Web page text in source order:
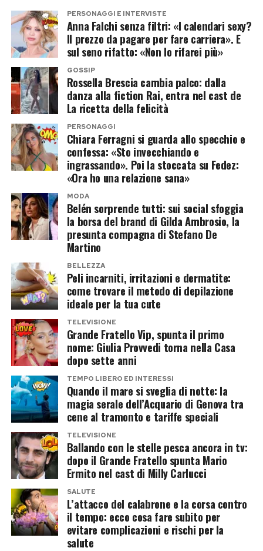
La civiltà salottiera ritrovata
L’iniziativa, ospitata dalla Fondazione Camillo
Caetani, dalla Fondazione Primoli e dall’École
Française de Rome, mira a superare la visione
dei salotti come semplici scenografie mondane.
Erano spazi dinamici in cui cultura e società si
specchiavano l’una nell’altra, teatri in cui si
definivano identità, appartenenze, stili di vita e
perfino orientamenti politici. Oggi, nel
raccontarli, si tenta di ricostruire una “civiltà
salottiera” ormai scomparsa, ma fondamentale
per capire come Roma si sia raccontata e
rappresentata nel passaggio fra Ottocento e
Novecento.
Post Views: 9.759
libro una dimensione visiva intensa e vibrante.
Gli Occhi e la Rosa”non è solo un ritorno
letterario: è un invito a rallentare, a ritrovare la
semplicità dell’ascolto e a riscoprire la poesia
come forma di rinascita personale. Un piccolo
manifesto di sensibilità in tempi dominati dal
rumore, che segna il ritorno di Simone Di
Matteo nella sua dimensione più autentica.
Post Views: 427
PERSONAGGI E INTERVISTE
Anna Falchi senza filtri: «I calendari sexy?
Il prezzo da pagare per fare carriera». E
sul seno rifatto: «Non lo rifarei più»
GOSSIP
Rossella Brescia cambia palco: dalla
danza alla fiction Rai, entra nel cast de
La ricetta della felicità
PERSONAGGI
Chiara Ferragni si guarda allo specchio e
confessa: «Sto invecchiando e
ingrassando». Poi la stoccata su Fedez:
«Ora ho una relazione sana»
MODA
Belén sorprende tutti: sui social sfoggia
la borsa del brand di Gilda Ambrosio, la
presunta compagna di Stefano De
Martino
BELLEZZA
Peli incarniti, irritazioni e dermatite:
come trovare il metodo di depilazione
ideale per la tua cute
TELEVISIONE
Grande Fratello Vip, spunta il primo
nome: Giulia Provvedi torna nella Casa
dopo sette anni
TEMPO LIBERO ED INTERESSI
Quando il mare si sveglia di notte: la
magia serale dell’Acquario di Genova tra
cene al tramonto e tariffe speciali
TELEVISIONE
Ballando con le stelle pesca ancora in tv:
dopo il Grande Fratello spunta Mario
Ermito nel cast di Milly Carlucci
SALUTE
L’attacco del calabrone e la corsa contro
il tempo: ecco cosa fare subito per
evitare complicazioni e rischi per la
salute